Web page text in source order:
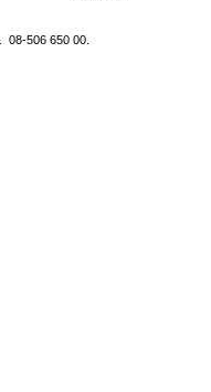
08-506 650 00.